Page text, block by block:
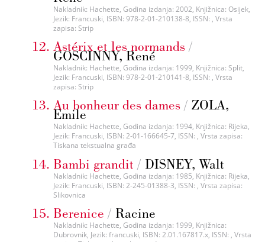
Nakladnik: Hachette, Godina izdanja: 2002, Knjižnica: Osijek,
Jezik: Francuski, ISBN: 978-2-01-210138-8, ISSN: , Vrsta
zapisa: Strip
Astérix et les normands /
GOSCINNY, René
Nakladnik: Hachette, Godina izdanja: 1999, Knjižnica: Split,
Jezik: Francuski, ISBN: 978-2-01-210141-8, ISSN: , Vrsta
zapisa: Strip
Au bonheur des dames / ZOLA,
Emile
Nakladnik: Hachette, Godina izdanja: 1994, Knjižnica: Rijeka,
Jezik: Francuski, ISBN: 2-01-166645-7, ISSN: , Vrsta zapisa:
Tiskana tekstualna građa
Bambi grandit / DISNEY, Walt
Nakladnik: Hachette, Godina izdanja: 1985, Knjižnica: Rijeka,
Jezik: Francuski, ISBN: 2-245-01388-3, ISSN: , Vrsta zapisa:
Slikovnica
Berenice / Racine
Nakladnik: Hachette, Godina izdanja: 1999, Knjižnica:
Dubrovnik, Jezik: francuski, ISBN: 2.01.167817.x, ISSN: , Vrsta